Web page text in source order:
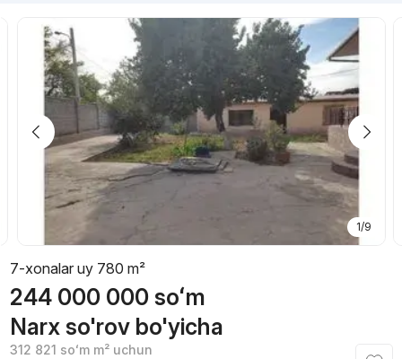
1/9
7-xonalar uy 780 m²
244 000 000 soʻm
Narx so'rov bo'yicha
312 821 soʻmm² uchun